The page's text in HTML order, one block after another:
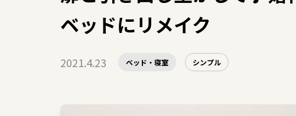
ベッドにリメイク
2021.4.23 ベッド・寝室 シンプル